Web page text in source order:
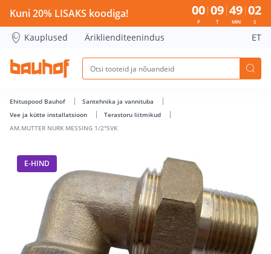
AM.MUTTER NURK MESSING 1/2&quot;SVK - Bauhof has
Kuni 20% LISAKS koodiga! 00
P
09
T
49
MIN
01
S
Kauplused Äriklienditeenindus ET
Ehituspood Bauhof
Santehnika ja vannituba
Vee ja kütte installatsioon
Terastoru liitmikud
AM.MUTTER NURK MESSING 1/2"SVK
E-HIND